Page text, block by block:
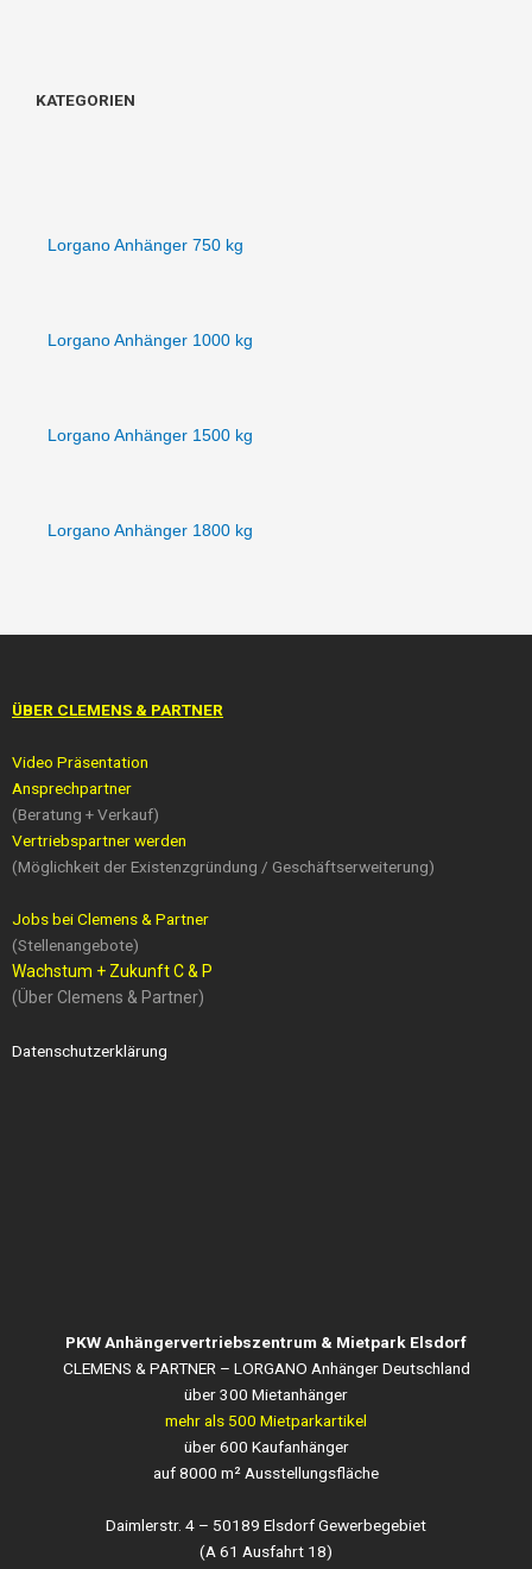
KATEGORIEN
Lorgano Anhänger 750 kg
Lorgano Anhänger 1000 kg
Lorgano Anhänger 1500 kg
Lorgano Anhänger 1800 kg
ÜBER CLEMENS & PARTNER
Video Präsentation
Ansprechpartner
(Beratung + Verkauf)
Vertriebspartner werden
(Möglichkeit der Existenzgründung / Geschäftserweiterung)
Jobs bei Clemens & Partner
(Stellenangebote)
Wachstum + Zukunft C & P
(Über Clemens & Partner)
Datenschutzerklärung
PKW Anhängervertriebszentrum & Mietpark Elsdorf
CLEMENS & PARTNER – LORGANO Anhänger Deutschland
über 300 Mietanhänger
mehr als 500 Mietparkartikel
über 600 Kaufanhänger
auf 8000 m² Ausstellungsfläche
Daimlerstr. 4 – 50189 Elsdorf Gewerbegebiet
(A 61 Ausfahrt 18)